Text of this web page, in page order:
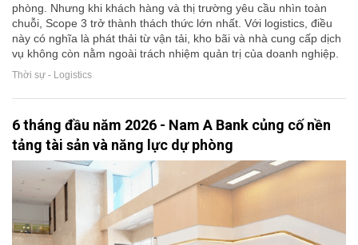
phòng. Nhưng khi khách hàng và thị trường yêu cầu nhìn toàn
chuỗi, Scope 3 trở thành thách thức lớn nhất. Với logistics, điều
này có nghĩa là phát thải từ vận tải, kho bãi và nhà cung cấp dịch
vụ không còn nằm ngoài trách nhiệm quản trị của doanh nghiệp.
Thời sự - Logistics
6 tháng đầu năm 2026 - Nam A Bank củng cố nền
tảng tài sản và năng lực dự phòng